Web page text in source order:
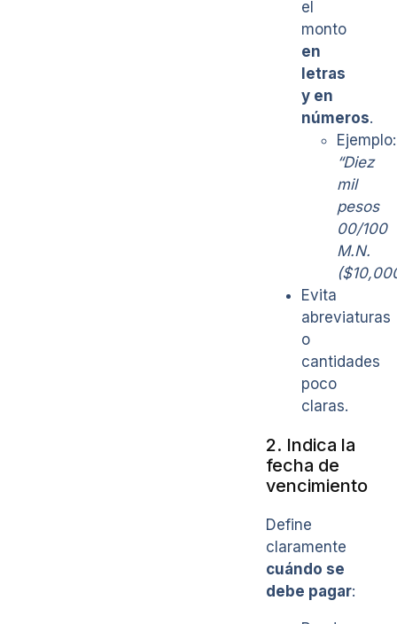
el
monto
en
letras
y en
números.
Ejemplo:
“Diez
mil
pesos
00/100
M.N.
Evita
abreviaturas
o
cantidades
poco
claras.
2. Indica la
fecha de
vencimiento
Define
claramente
cuándo se
debe pagar: